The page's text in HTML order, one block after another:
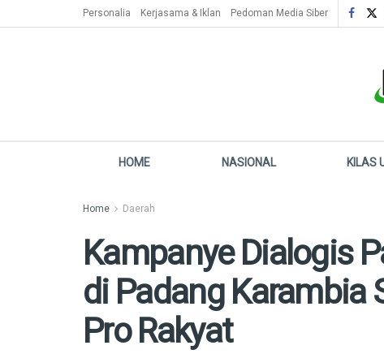
Personalia Kerjasama & Iklan Pedoman Media Siber
HOME NASIONAL KILAS
Home Daerah
Kampanye Dialogis
di Padang Karambia
Pro Rakyat